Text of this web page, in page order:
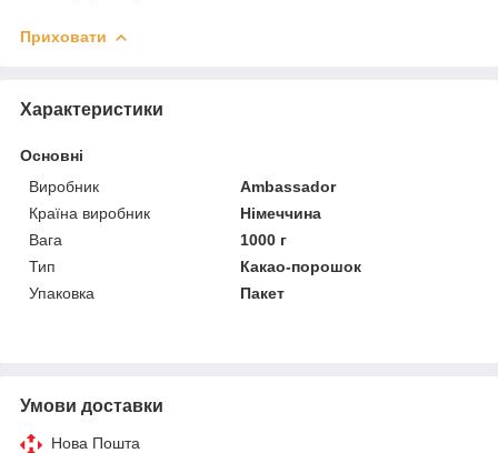
Приховати
Характеристики
Основні
Виробник
Ambassador
Країна виробник
Німеччина
Вага
1000 г
Тип
Какао-порошок
Упаковка
Пакет
Умови доставки
Нова Пошта